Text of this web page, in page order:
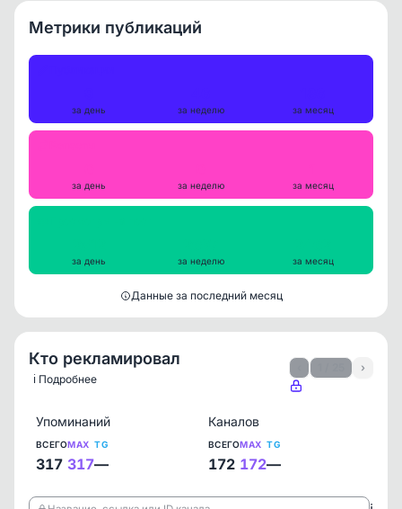
Метрики публикаций
за день за неделю за месяц
за день за неделю за месяц
за день за неделю за месяц
Данные за последний месяц
Кто рекламировал
ℹ️ Подробнее
›
Упоминаний
ВСЕГО
317
MAX
317
TG
—
Каналов
ВСЕГО
172
MAX
172
TG
—